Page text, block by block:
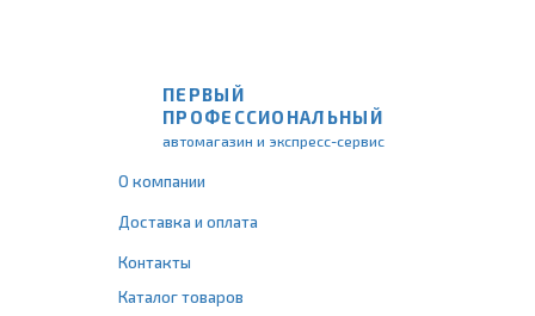
ПЕРВЫЙ
ПРОФЕССИОНАЛЬНЫЙ
автомагазин и экспресс-сервис
О компании
Доставка и оплата
Контакты
Каталог товаров